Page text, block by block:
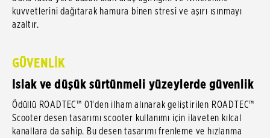
kuvvetlerini dağıtarak hamura binen stresi ve aşırı ısınmayı
azaltır.
GÜVENLİK
Islak ve düşük sürtünmeli yüzeylerde güvenlik
Ödüllü ROADTEC™ 01'den ilham alınarak geliştirilen ROADTEC™
Scooter desen tasarımı scooter kullanımı için ilaveten kılcal
kanallara da sahip. Bu desen tasarımı frenleme ve hızlanma